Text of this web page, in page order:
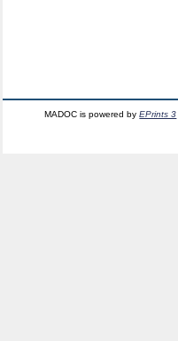
MADOC is powered byEPrints 3